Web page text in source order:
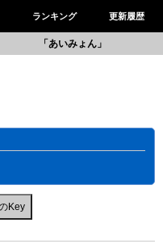
ランキング 更新履歴
「あいみょん」